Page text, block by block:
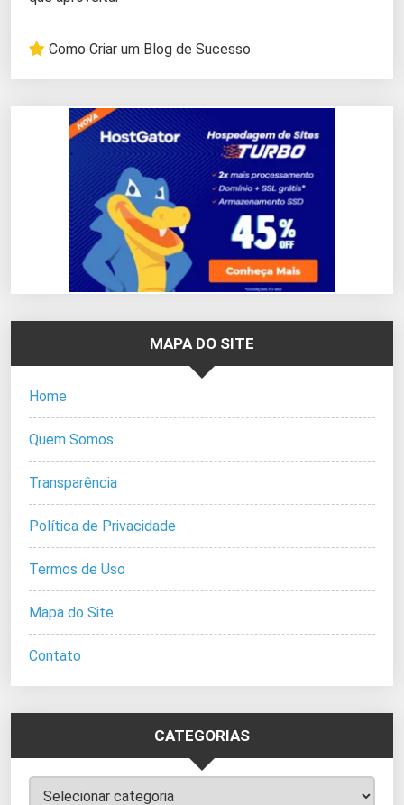
Como Criar um Blog de Sucesso
MAPA DO SITE
Home
Quem Somos
Transparência
Política de Privacidade
Termos de Uso
Mapa do Site
Contato
CATEGORIAS
Categorias